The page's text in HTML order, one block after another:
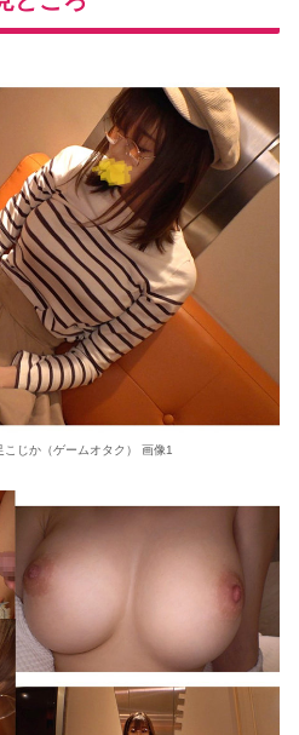
こじか（ゲームオタク） 画像1